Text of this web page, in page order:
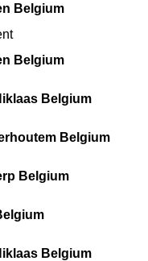
Belgium
Belgium
Belgium
Belgium
Belgium
Belgium